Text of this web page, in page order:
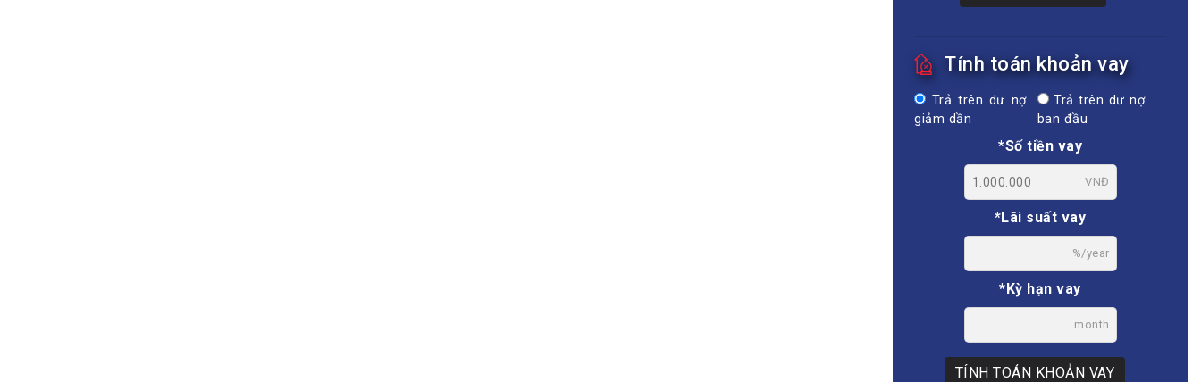
Tính toán khoản vay
Trả trên dư nợ
giảm dần
Trả trên dư nợ
ban đầu
*Số tiền vay
VNĐ
*Lãi suất vay
%/year
*Kỳ hạn vay
month
TÍNH TOÁN KHOẢN VAY